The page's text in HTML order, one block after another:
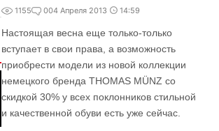
1155 004 Апреля 2013 14:59
Настоящая весна еще только-только
вступает в свои права, а возможность
приобрести модели из новой коллекции
немецкого бренда THOMAS MÜNZ со
скидкой 30% у всех поклонников стильной
и качественной обуви есть уже сейчас.